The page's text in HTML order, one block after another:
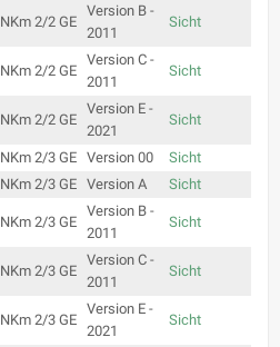
NKm 2/2 GE
Version B -
2011
Sicht
NKm 2/2 GE
Version C -
2011
Sicht
NKm 2/2 GE
Version E -
2021
Sicht
NKm 2/3 GE Version 00
Sicht
NKm 2/3 GE Version A Sicht
NKm 2/3 GE
Version B -
2011
Sicht
NKm 2/3 GE
Version C -
2011
Sicht
NKm 2/3 GE
Version E -
2021
Sicht